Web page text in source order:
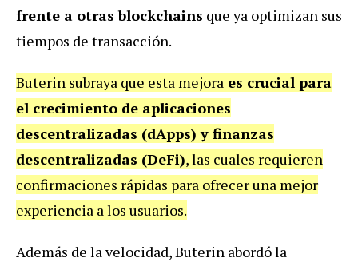
frente a otras blockchains que ya optimizan sus
tiempos de transacción.
Buterin subraya que esta mejora es crucial para
el crecimiento de aplicaciones
descentralizadas (dApps) y finanzas
descentralizadas (DeFi), las cuales requieren
confirmaciones rápidas para ofrecer una mejor
experiencia a los usuarios.
Además de la velocidad, Buterin abordó la